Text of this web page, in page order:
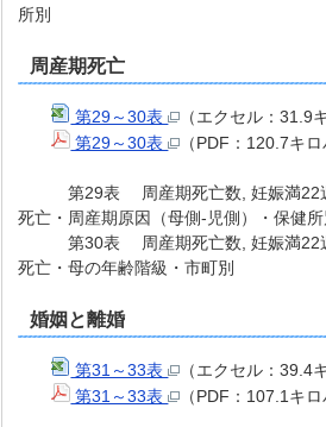
所別
周産期死亡
第29～30表
（エクセル：31.9
第29～30表
（PDF：120.7キロ
第29表 周産期死亡数, 妊娠満22週
死亡・周産期原因（母側-児側）・保健所
第30表 周産期死亡数, 妊娠満22週
死亡・母の年齢階級・市町別
婚姻と離婚
第31～33表
（エクセル：39.4
第31～33表
（PDF：107.1キロ